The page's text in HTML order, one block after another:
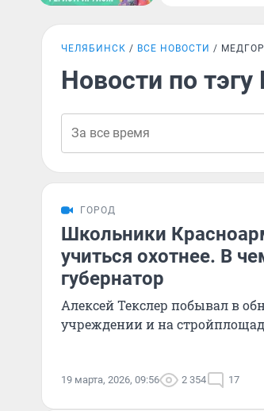
ЧЕЛЯБИНСК ВСЕ НОВОСТИ
Новости по
ГОРОД
Школьники
учиться охотнее. В
губернатор
Алексей Текслер побывал в
учреждении и на
19 марта, 2026, 09:56 2 354 17